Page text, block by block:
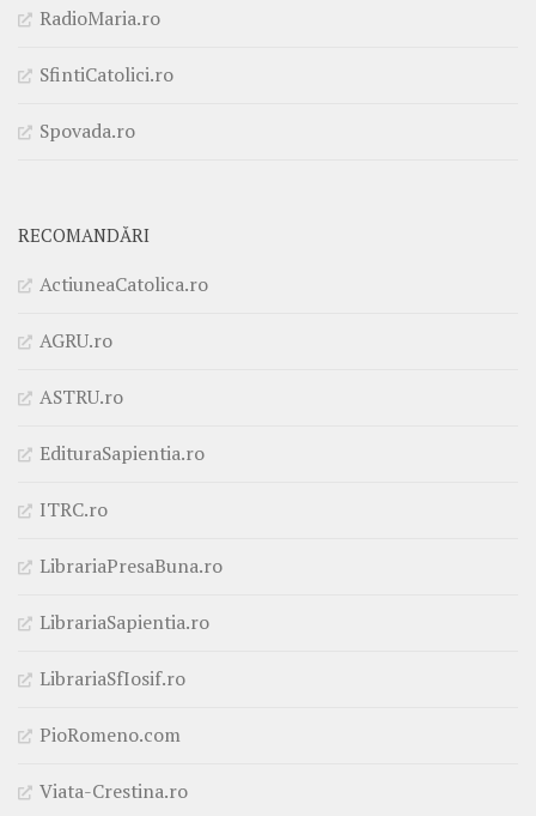
RadioMaria.ro
SfintiCatolici.ro
Spovada.ro
RECOMANDĂRI
ActiuneaCatolica.ro
AGRU.ro
ASTRU.ro
EdituraSapientia.ro
ITRC.ro
LibrariaPresaBuna.ro
LibrariaSapientia.ro
LibrariaSfIosif.ro
PioRomeno.com
Viata-Crestina.ro